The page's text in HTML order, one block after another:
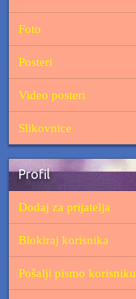
Foto
Posteri
Video posteri
Slikovnice
Profil
Dodaj za prijatelja
Blokiraj korisnika
Pošalji pismo korisniku